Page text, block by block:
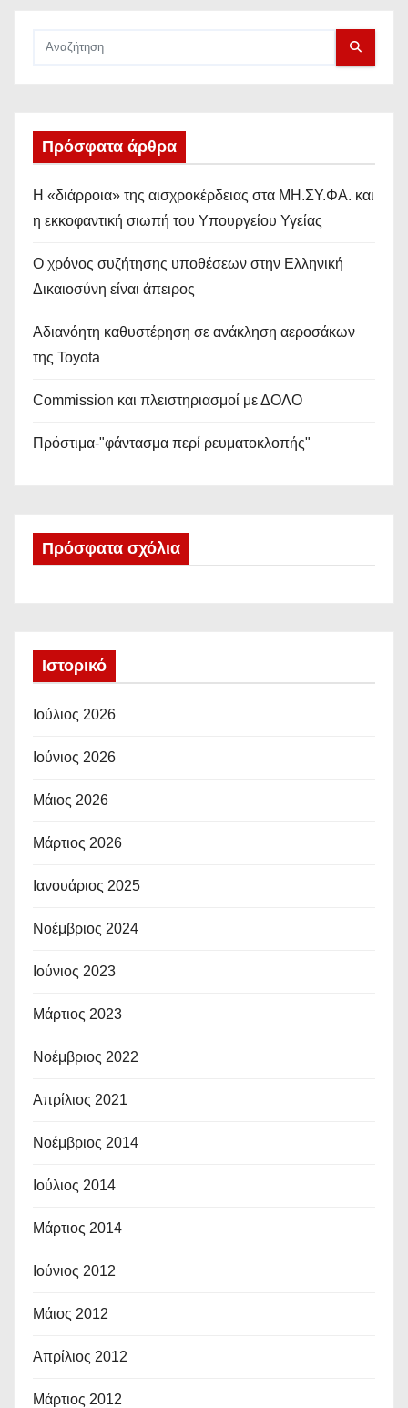
Πρόσφατα άρθρα
Η «διάρροια» της αισχροκέρδειας στα ΜΗ.ΣΥ.ΦΑ. και
η εκκοφαντική σιωπή του Υπουργείου Υγείας
Ο χρόνος συζήτησης υποθέσεων στην Ελληνική
Δικαιοσύνη είναι άπειρος
Αδιανόητη καθυστέρηση σε ανάκληση αεροσάκων
της Toyota
Commission και πλειστηριασμοί με ΔΟΛΟ
Πρόστιμα-"φάντασμα περί ρευματοκλοπής"
Πρόσφατα σχόλια
Ιστορικό
Ιούλιος 2026
Ιούνιος 2026
Μάιος 2026
Μάρτιος 2026
Ιανουάριος 2025
Νοέμβριος 2024
Ιούνιος 2023
Μάρτιος 2023
Νοέμβριος 2022
Απρίλιος 2021
Νοέμβριος 2014
Ιούλιος 2014
Μάρτιος 2014
Ιούνιος 2012
Μάιος 2012
Απρίλιος 2012
Μάρτιος 2012